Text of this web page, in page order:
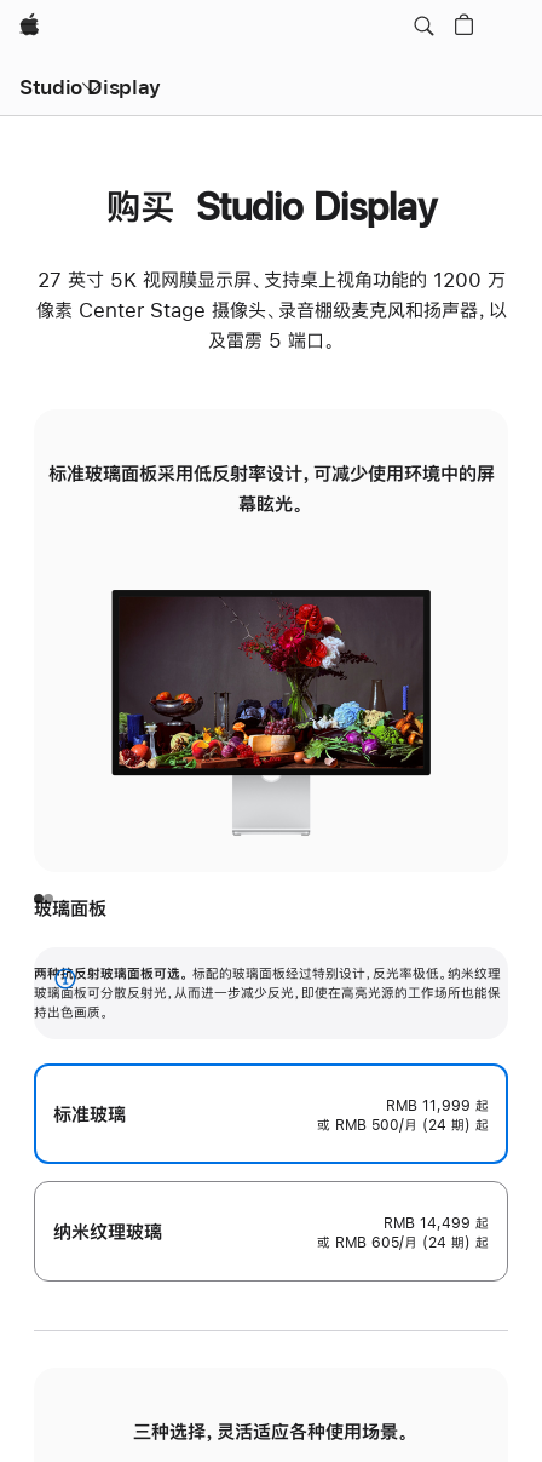
Apple
Studio Display
购买 Studio Display
27 英寸 5K 视网膜显示屏、支持桌上视角功能的 1200 万
像素 Center Stage 摄像头、录音棚级麦克风和扬声器，以
及雷雳 5 端口。
标准玻璃面板采用低反射率设计，可减少使用环境中的屏
幕眩光。
玻璃面板
两种抗反射玻璃面板可选。 标配的玻璃面板经过特别设计，反光率极低。纳米纹理
玻璃面板可分散反射光，从而进一步减少反光，即使在高亮光源的工作场所也能保
持出色画质。
展
开
标准玻璃 RMB 11,999 起
或 RMB 500/月 (24 期) 起
纳米纹理玻璃 RMB 14,499 起
或 RMB 605/月 (24 期) 起
三种选择，灵活适应各种使用场景。